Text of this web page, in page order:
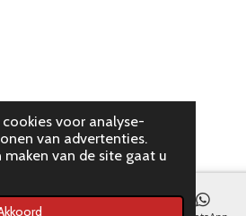
voor analyse-
van advertenties.
van de site gaat u